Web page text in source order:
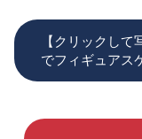
【クリックし
でフィギュアス